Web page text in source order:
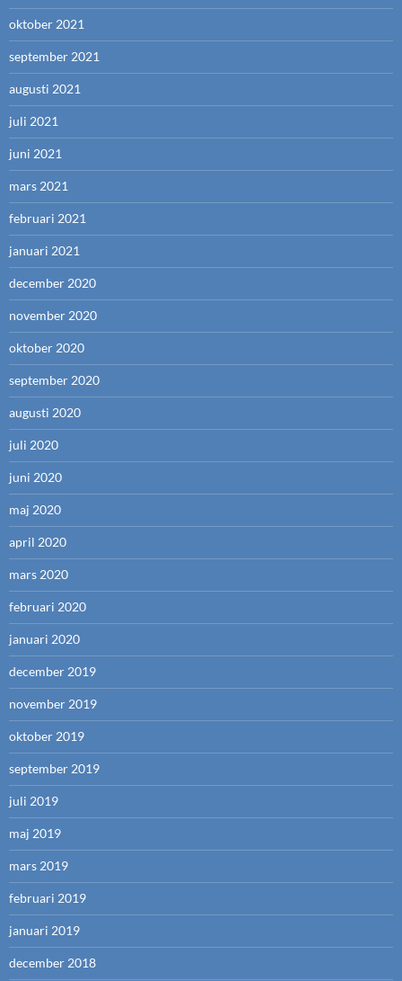
oktober 2021
september 2021
augusti 2021
juli 2021
juni 2021
mars 2021
februari 2021
januari 2021
december 2020
november 2020
oktober 2020
september 2020
augusti 2020
juli 2020
juni 2020
maj 2020
april 2020
mars 2020
februari 2020
januari 2020
december 2019
november 2019
oktober 2019
september 2019
juli 2019
maj 2019
mars 2019
februari 2019
januari 2019
december 2018